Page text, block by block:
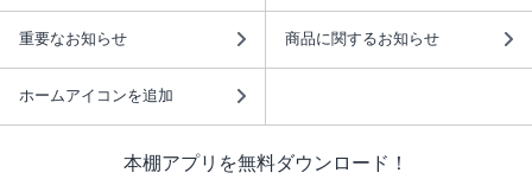
重要なお知らせ 商品に関するお知らせ
ホームアイコンを追加
本棚アプリを無料ダウンロード！